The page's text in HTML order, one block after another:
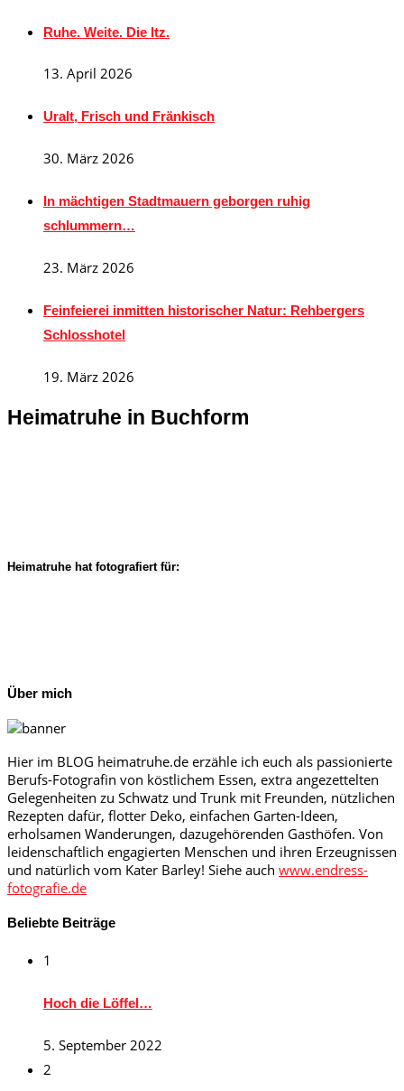
Ruhe. Weite. Die Itz.
13. April 2026
Uralt, Frisch und Fränkisch
30. März 2026
In mächtigen Stadtmauern geborgen ruhig
schlummern…
23. März 2026
Feinfeierei inmitten historischer Natur: Rehbergers
Schlosshotel
19. März 2026
Heimatruhe in Buchform
Heimatruhe hat fotografiert für:
Über mich
Hier im BLOG heimatruhe.de erzähle ich euch als passionierte
Berufs-Fotografin von köstlichem Essen, extra angezettelten
Gelegenheiten zu Schwatz und Trunk mit Freunden, nützlichen
Rezepten dafür, flotter Deko, einfachen Garten-Ideen,
erholsamen Wanderungen, dazugehörenden Gasthöfen. Von
leidenschaftlich engagierten Menschen und ihren Erzeugnissen
und natürlich vom Kater Barley! Siehe auch www.endress-
fotografie.de
Beliebte Beiträge
1
Hoch die Löffel…
5. September 2022
2